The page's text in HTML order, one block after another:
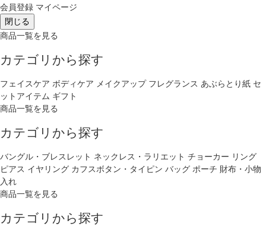
会員登録 マイページ
閉じる
商品一覧を見る
カテゴリから探す
フェイスケア ボディケア メイクアップ フレグランス あぶらとり紙 セ
ットアイテム ギフト
商品一覧を見る
カテゴリから探す
バングル・ブレスレット ネックレス・ラリエット チョーカー リング
ピアス イヤリング カフスボタン・タイピン バッグ ポーチ 財布・小物
入れ
商品一覧を見る
カテゴリから探す